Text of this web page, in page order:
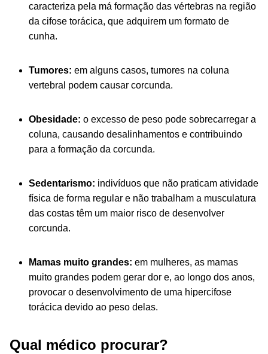
caracteriza pela má formação das vértebras na região
da cifose torácica, que adquirem um formato de
cunha.
Tumores: em alguns casos, tumores na coluna
vertebral podem causar corcunda.
Obesidade: o excesso de peso pode sobrecarregar a
coluna, causando desalinhamentos e contribuindo
para a formação da corcunda.
Sedentarismo: indivíduos que não praticam atividade
física de forma regular e não trabalham a musculatura
das costas têm um maior risco de desenvolver
corcunda.
Mamas muito grandes: em mulheres, as mamas
muito grandes podem gerar dor e, ao longo dos anos,
provocar o desenvolvimento de uma hipercifose
torácica devido ao peso delas.
Qual médico procurar?